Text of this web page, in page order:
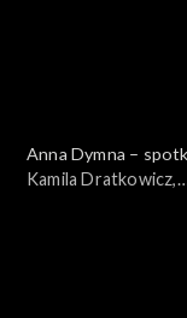
Anna Dymna –
Kamila Dratkowicz,